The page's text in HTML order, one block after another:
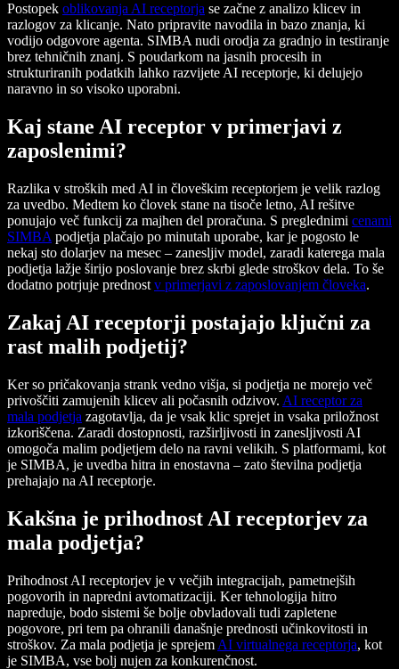
Postopek oblikovanja AI receptorja se začne z analizo klicev in
razlogov za klicanje. Nato pripravite navodila in bazo znanja, ki
vodijo odgovore agenta. SIMBA nudi orodja za gradnjo in testiranje
brez tehničnih znanj. S poudarkom na jasnih procesih in
strukturiranih podatkih lahko razvijete AI receptorje, ki delujejo
naravno in so visoko uporabni.
Kaj stane AI receptor v primerjavi z
zaposlenimi?
Razlika v stroških med AI in človeškim receptorjem je velik razlog
za uvedbo. Medtem ko človek stane na tisoče letno, AI rešitve
ponujajo več funkcij za majhen del proračuna. S preglednimi cenami
SIMBA podjetja plačajo po minutah uporabe, kar je pogosto le
nekaj sto dolarjev na mesec – zanesljiv model, zaradi katerega mala
podjetja lažje širijo poslovanje brez skrbi glede stroškov dela. To še
dodatno potrjuje prednost v primerjavi z zaposlovanjem človeka.
Zakaj AI receptorji postajajo ključni za
rast malih podjetij?
Ker so pričakovanja strank vedno višja, si podjetja ne morejo več
privoščiti zamujenih klicev ali počasnih odzivov. AI receptor za
mala podjetja zagotavlja, da je vsak klic sprejet in vsaka priložnost
izkoriščena. Zaradi dostopnosti, razširljivosti in zanesljivosti AI
omogoča malim podjetjem delo na ravni velikih. S platformami, kot
je SIMBA, je uvedba hitra in enostavna – zato številna podjetja
prehajajo na AI receptorje.
Kakšna je prihodnost AI receptorjev za
mala podjetja?
Prihodnost AI receptorjev je v večjih integracijah, pametnejših
pogovorih in napredni avtomatizaciji. Ker tehnologija hitro
napreduje, bodo sistemi še bolje obvladovali tudi zapletene
pogovore, pri tem pa ohranili današnje prednosti učinkovitosti in
stroškov. Za mala podjetja je sprejem AI virtualnega receptorja, kot
je SIMBA, vse bolj nujen za konkurenčnost.